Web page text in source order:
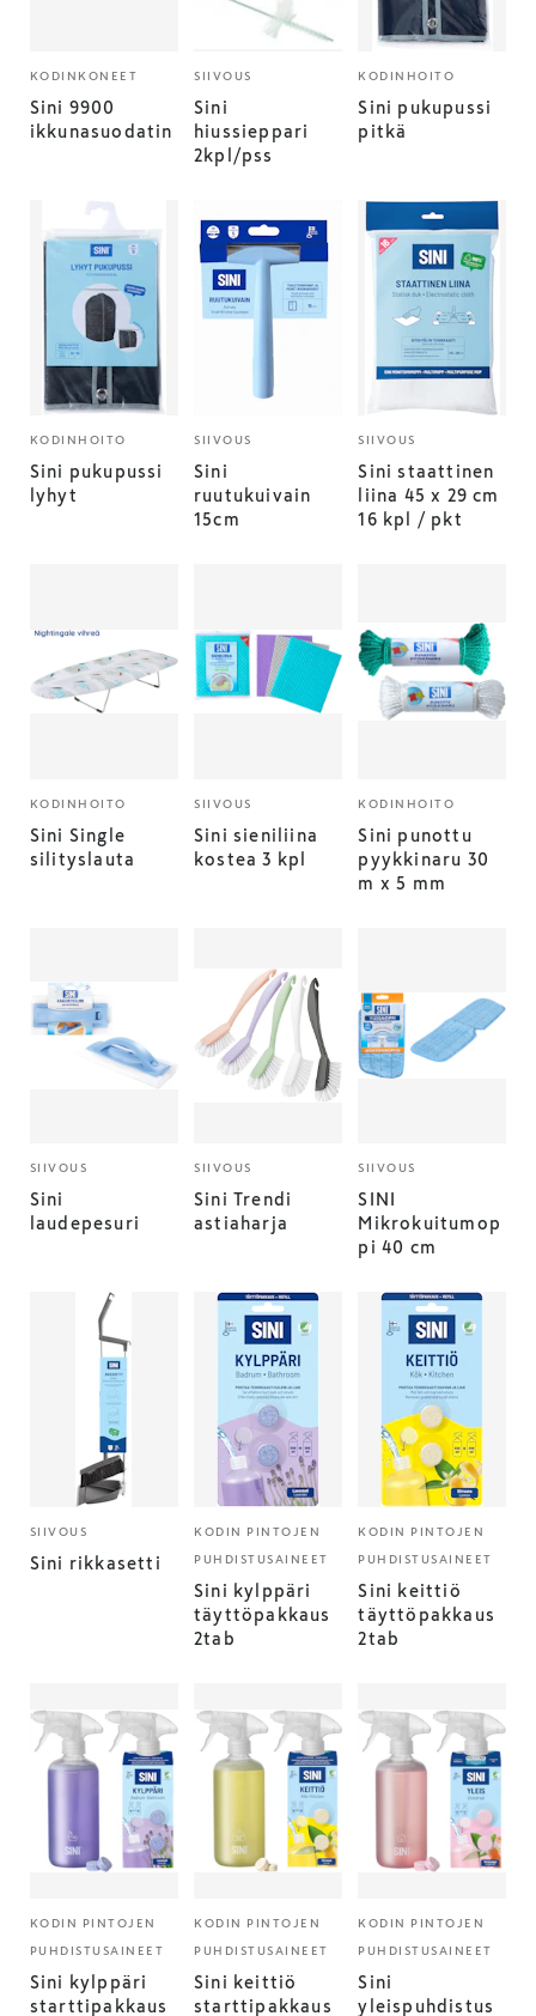
KODINKONEET
Sini 9900
ikkunasuodatin
SIIVOUS
Sini
hiussieppari
2kpl/pss
KODINHOITO
Sini pukupussi
pitkä
KODINHOITO
Sini pukupussi
lyhyt
SIIVOUS
Sini
ruutukuivain
15cm
SIIVOUS
Sini staattinen
liina 45 x 29 cm
16 kpl / pkt
KODINHOITO
Sini Single
silityslauta
SIIVOUS
Sini sieniliina
kostea 3 kpl
KODINHOITO
Sini punottu
pyykkinaru 30
m x 5 mm
SIIVOUS
Sini
laudepesuri
SIIVOUS
Sini Trendi
astiaharja
SIIVOUS
SINI
Mikrokuitumop
pi 40 cm
SIIVOUS
Sini rikkasetti
KODIN PINTOJEN
PUHDISTUSAINEET
Sini kylppäri
täyttöpakkaus
2tab
KODIN PINTOJEN
PUHDISTUSAINEET
Sini keittiö
täyttöpakkaus
2tab
KODIN PINTOJEN
PUHDISTUSAINEET
Sini kylppäri
starttipakkaus
KODIN PINTOJEN
PUHDISTUSAINEET
Sini keittiö
starttipakkaus
KODIN PINTOJEN
PUHDISTUSAINEET
Sini
yleispuhdistus